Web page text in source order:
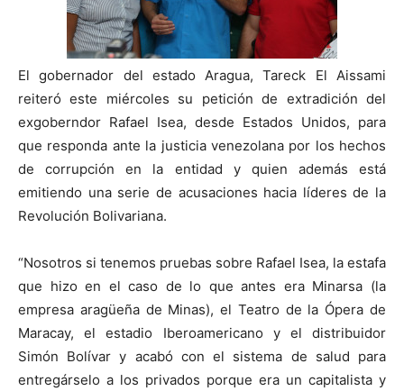
El gobernador del estado Aragua, Tareck El Aissami
reiteró este miércoles su petición de extradición del
exgoberndor Rafael Isea, desde Estados Unidos, para
que responda ante la justicia venezolana por los hechos
de corrupción en la entidad y quien además está
emitiendo una serie de acusaciones hacia líderes de la
Revolución Bolivariana.
“Nosotros si tenemos pruebas sobre Rafael Isea, la estafa
que hizo en el caso de lo que antes era Minarsa (la
empresa aragüeña de Minas), el Teatro de la Ópera de
Maracay, el estadio Iberoamericano y el distribuidor
Simón Bolívar y acabó con el sistema de salud para
entregárselo a los privados porque era un capitalista y